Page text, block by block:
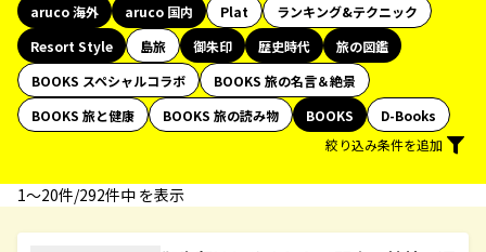
aruco 海外
aruco 国内 Plat
ランキング&テクニック
Resort Style
島旅 御朱印 歴史時代
旅の図鑑
BOOKS スペシャルコラボ
BOOKS 旅の名言＆絶景
BOOKS 旅と健康
BOOKS 旅の読み物 BOOKS
D-Books
絞り込み条件を追加
1〜20件/292件中 を表示